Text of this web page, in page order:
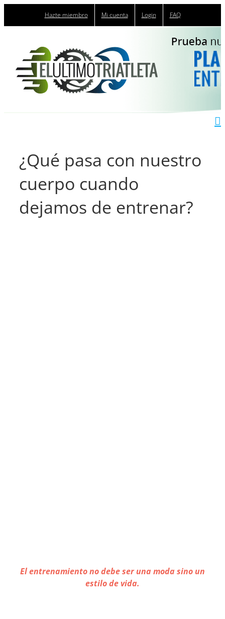
Hazte miembro Mi cuenta Login FAQ
¿Qué pasa con nuestro
cuerpo cuando
dejamos de entrenar?
El entrenamiento no debe ser una moda sino un
estilo de vida.